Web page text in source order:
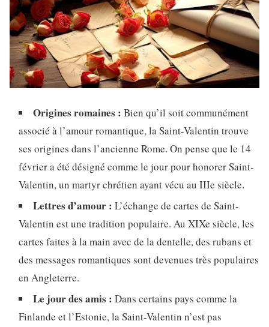
Origines romaines : Bien qu’il soit communément
associé à l’amour romantique, la Saint-Valentin trouve
ses origines dans l’ancienne Rome. On pense que le 14
février a été désigné comme le jour pour honorer Saint-
Valentin, un martyr chrétien ayant vécu au IIIe siècle.
Lettres d’amour : L’échange de cartes de Saint-
Valentin est une tradition populaire. Au XIXe siècle, les
cartes faites à la main avec de la dentelle, des rubans et
des messages romantiques sont devenues très populaires
en Angleterre.
Le jour des amis : Dans certains pays comme la
Finlande et l’Estonie, la Saint-Valentin n’est pas